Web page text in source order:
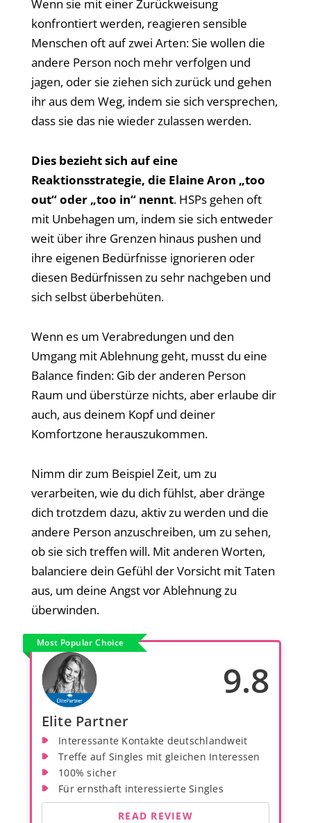
Wenn sie mit einer Zurückweisung
konfrontiert werden, reagieren sensible
Menschen oft auf zwei Arten: Sie wollen die
andere Person noch mehr verfolgen und
jagen, oder sie ziehen sich zurück und gehen
ihr aus dem Weg, indem sie sich versprechen,
dass sie das nie wieder zulassen werden.
Dies bezieht sich auf eine
Reaktionsstrategie, die Elaine Aron „too
out“ oder „too in“ nennt. HSPs gehen oft
mit Unbehagen um, indem sie sich entweder
weit über ihre Grenzen hinaus pushen und
ihre eigenen Bedürfnisse ignorieren oder
diesen Bedürfnissen zu sehr nachgeben und
sich selbst überbehüten.
Wenn es um Verabredungen und den
Umgang mit Ablehnung geht, musst du eine
Balance finden: Gib der anderen Person
Raum und überstürze nichts, aber erlaube dir
auch, aus deinem Kopf und deiner
Komfortzone herauszukommen.
Nimm dir zum Beispiel Zeit, um zu
verarbeiten, wie du dich fühlst, aber dränge
dich trotzdem dazu, aktiv zu werden und die
andere Person anzuschreiben, um zu sehen,
ob sie sich treffen will. Mit anderen Worten,
balanciere dein Gefühl der Vorsicht mit Taten
aus, um deine Angst vor Ablehnung zu
überwinden.
Most Popular Choice
9.8
Elite Partner
Interessante Kontakte deutschlandweit
Treffe auf Singles mit gleichen Interessen
100% sicher
Für ernsthaft interessierte Singles
READ REVIEW